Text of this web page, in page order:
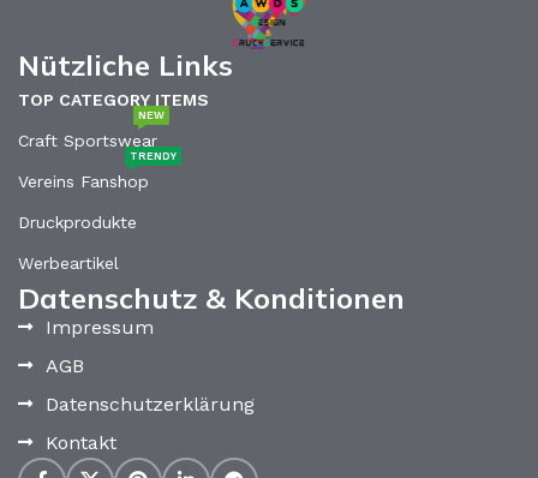
Nützliche Links
TOP CATEGORY ITEMS
Craft Sportswear
NEW
Vereins Fanshop
TRENDY
Druckprodukte
Werbeartikel
Datenschutz & Konditionen
Impressum
AGB
Datenschutzerklärung
Kontakt